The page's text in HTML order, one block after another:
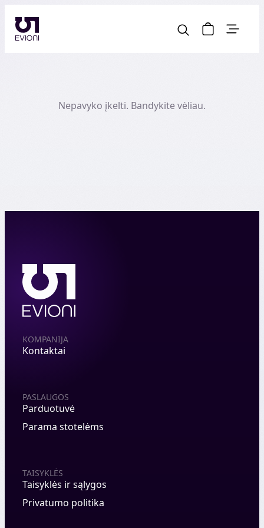
Nepavyko įkelti. Bandykite vėliau.
KOMPANIJA
Kontaktai
PASLAUGOS
Parduotuvė
Parama stotelėms
TAISYKLĖS
Taisyklės ir sąlygos
Privatumo politika